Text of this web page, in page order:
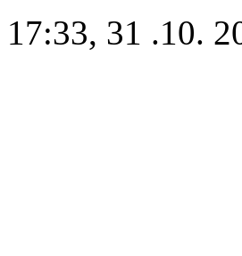
17:33, 31 .10.